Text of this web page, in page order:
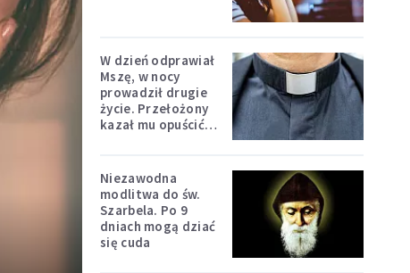
W dzień odprawiał
Mszę, w nocy
prowadził drugie
życie. Przełożony
kazał mu opuścić
Niezawodna
modlitwa do św.
Szarbela. Po 9
dniach mogą dziać
się cuda